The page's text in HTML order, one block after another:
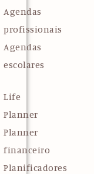
Agendas
profissionais
Agendas
escolares
Life
Planner
Planner
financeiro
Planificadores